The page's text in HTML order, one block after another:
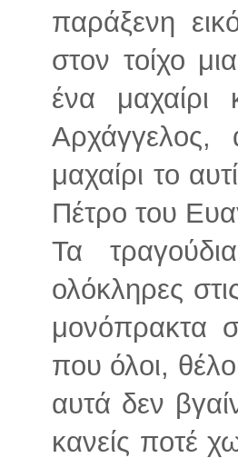
παράξενη
στον τοίχο
ένα μαχαίρι
Αρχάγγελος,
μαχαίρι το
Πέτρο του
Τα
ολόκληρες
μονόπρακτα
που όλοι,
αυτά δεν
κανείς ποτέ